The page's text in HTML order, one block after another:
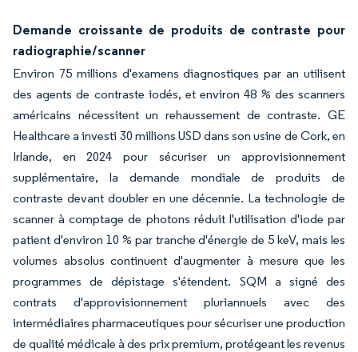
Demande croissante de produits de contraste pour
radiographie/scanner
Environ 75 millions d'examens diagnostiques par an utilisent
des agents de contraste iodés, et environ 48 % des scanners
américains nécessitent un rehaussement de contraste. GE
Healthcare a investi 30 millions USD dans son usine de Cork, en
Irlande, en 2024 pour sécuriser un approvisionnement
supplémentaire, la demande mondiale de produits de
contraste devant doubler en une décennie. La technologie de
scanner à comptage de photons réduit l'utilisation d'iode par
patient d'environ 10 % par tranche d'énergie de 5 keV, mais les
volumes absolus continuent d'augmenter à mesure que les
programmes de dépistage s'étendent. SQM a signé des
contrats d'approvisionnement pluriannuels avec des
intermédiaires pharmaceutiques pour sécuriser une production
de qualité médicale à des prix premium, protégeant les revenus